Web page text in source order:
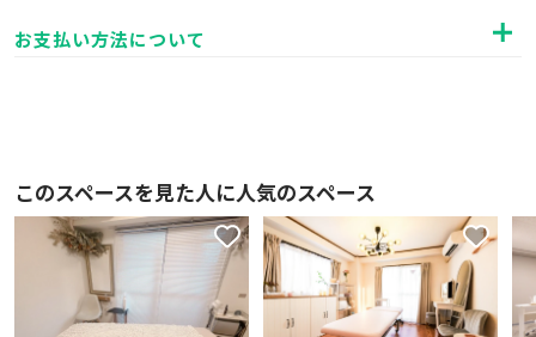
お支払い方法について
このスペースを見た人に人気のスペース